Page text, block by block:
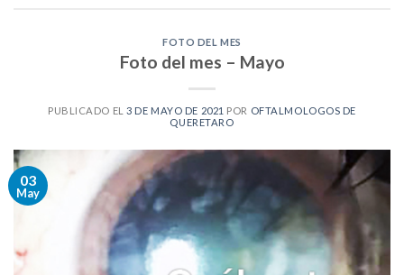
FOTO DEL MES
Foto del mes – Mayo
PUBLICADO EL3 DE MAYO DE 2021 POR OFTALMOLOGOS DE
QUERETARO
03
May